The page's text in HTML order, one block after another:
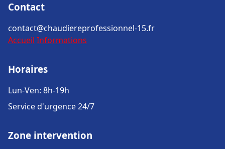
Contact
contact@chaudiereprofessionnel-15.fr
Accueil Informations
Horaires
Lun-Ven: 8h-19h
Service d'urgence 24/7
Zone intervention